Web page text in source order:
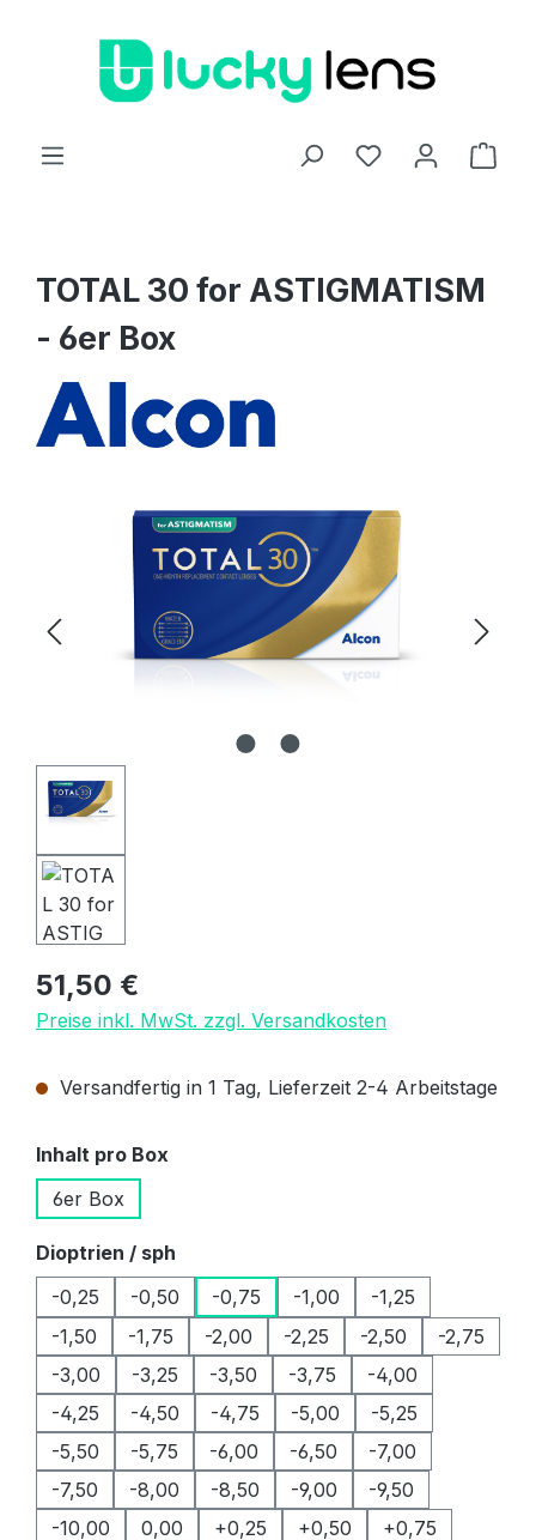
TOTAL 30 for ASTIGMATISM
- 6er Box
Bildergalerie überspringen
Regulärer Preis:
51,50 €
Preise inkl. MwSt. zzgl. Versandkosten
Versandfertig in 1 Tag, Lieferzeit 2-4 Arbeitstage
Inhalt pro Box
6er Box
Dioptrien / sph
-0,25
-0,50 -0,75 -1,00
-1,25
-1,50
-1,75 -2,00 -2,25 -2,50
-2,75
-3,00
-3,25 -3,50 -3,75
-4,00
-4,25
-4,50 -4,75 -5,00
-5,25
-5,50
-5,75 -6,00 -6,50
-7,00
-7,50
-8,00 -8,50 -9,00
-9,50
-10,00
0,00 +0,25 +0,50
+0,75